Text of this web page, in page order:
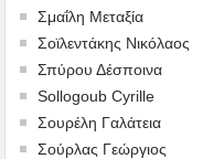
Σμαΐλη Μεταξία
Σοϊλεντάκης Νικόλαος
Σπύρου Δέσποινα
Sollogoub Cyrille
Σουρέλη Γαλάτεια
Σούρλας Γεώργιος